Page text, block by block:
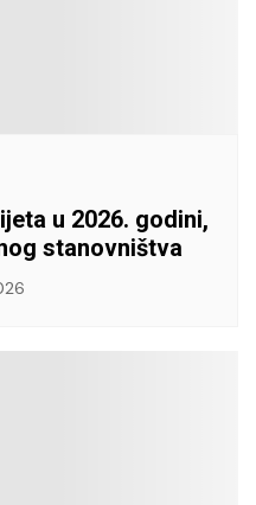
u 2026. godini,
stanovništva